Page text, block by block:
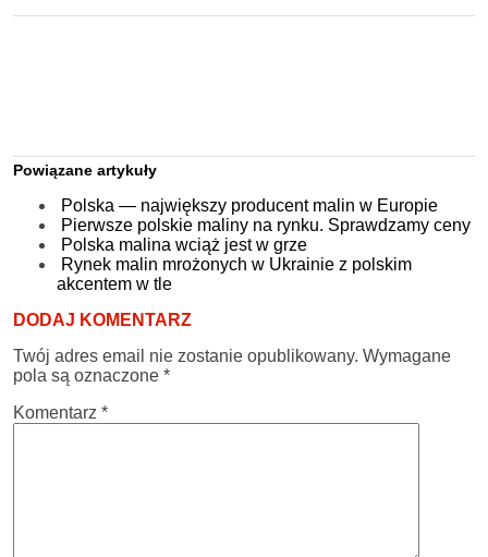
Powiązane artykuły
Polska — największy producent malin w Europie
Pierwsze polskie maliny na rynku. Sprawdzamy ceny
Polska malina wciąż jest w grze
Rynek malin mrożonych w Ukrainie z polskim
akcentem w tle
DODAJ KOMENTARZ
Twój adres email nie zostanie opublikowany. Wymagane
pola są oznaczone *
Komentarz *